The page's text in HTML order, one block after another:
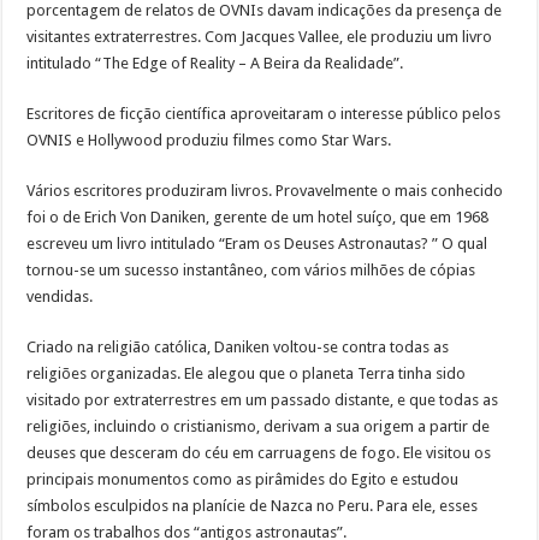
porcentagem de relatos de OVNIs davam indicações da presença de
visitantes extraterrestres. Com Jacques Vallee, ele produziu um livro
intitulado “The Edge of Reality – A Beira da Realidade”.
Escritores de ficção científica aproveitaram o interesse público pelos
OVNIS e Hollywood produziu filmes como Star Wars.
Vários escritores produziram livros. Provavelmente o mais conhecido
foi o de Erich Von Daniken, gerente de um hotel suíço, que em 1968
escreveu um livro intitulado “Eram os Deuses Astronautas? ” O qual
tornou-se um sucesso instantâneo, com vários milhões de cópias
vendidas.
Criado na religião católica, Daniken voltou-se contra todas as
religiões organizadas. Ele alegou que o planeta Terra tinha sido
visitado por extraterrestres em um passado distante, e que todas as
religiões, incluindo o cristianismo, derivam a sua origem a partir de
deuses que desceram do céu em carruagens de fogo. Ele visitou os
principais monumentos como as pirâmides do Egito e estudou
símbolos esculpidos na planície de Nazca no Peru. Para ele, esses
foram os trabalhos dos “antigos astronautas”.